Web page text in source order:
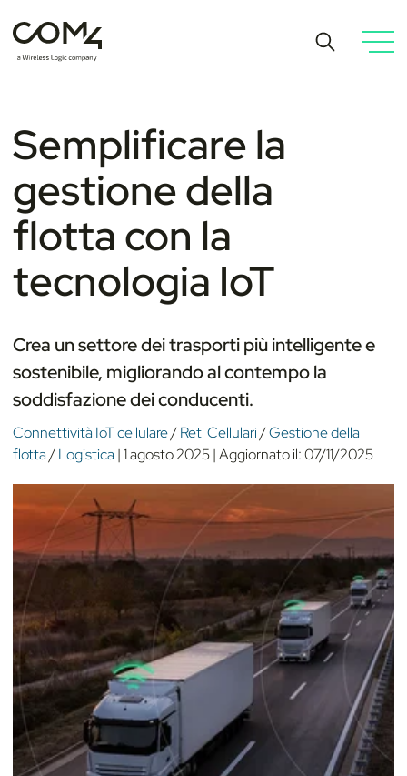
Semplificare la
gestione della
flotta con la
tecnologia IoT
Crea un settore dei trasporti più intelligente e
sostenibile, migliorando al contempo la
soddisfazione dei conducenti.
Connettività IoT cellulare/Reti Cellulari/Gestione della
flotta/Logistica |1 agosto 2025|Aggiornato il:07/11/2025